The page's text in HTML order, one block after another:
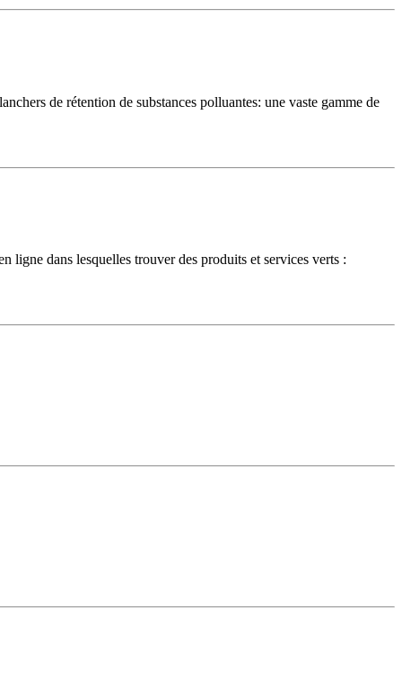
de rétention de substances polluantes: une vaste gamme de
ligne dans lesquelles trouver des produits et services verts :